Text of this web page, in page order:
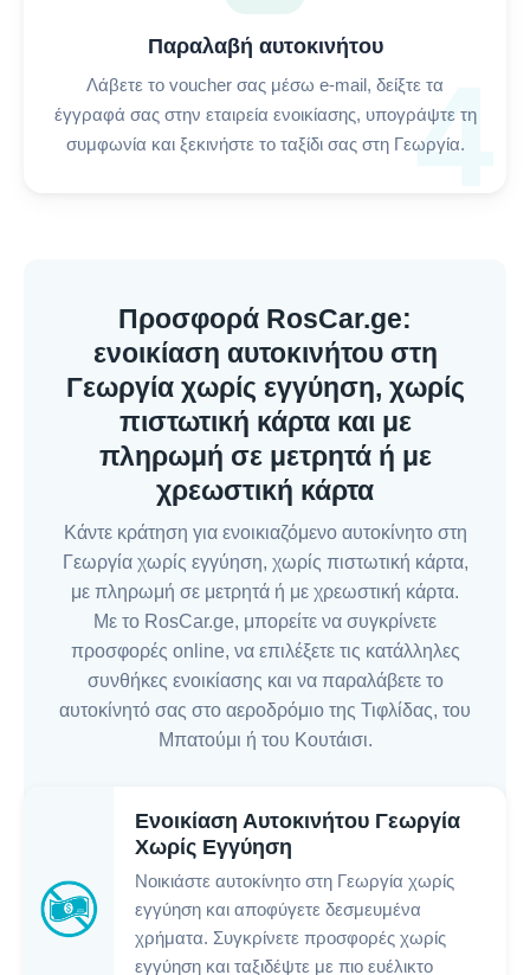
4
Παραλαβή αυτοκινήτου
Λάβετε το voucher σας μέσω e-mail, δείξτε τα
έγγραφά σας στην εταιρεία ενοικίασης, υπογράψτε τη
συμφωνία και ξεκινήστε το ταξίδι σας στη Γεωργία.
Προσφορά RosCar.ge:
ενοικίαση αυτοκινήτου στη
Γεωργία χωρίς εγγύηση, χωρίς
πιστωτική κάρτα και με
πληρωμή σε μετρητά ή με
χρεωστική κάρτα
Κάντε κράτηση για ενοικιαζόμενο αυτοκίνητο στη
Γεωργία χωρίς εγγύηση, χωρίς πιστωτική κάρτα,
με πληρωμή σε μετρητά ή με χρεωστική κάρτα.
Με το RosCar.ge, μπορείτε να συγκρίνετε
προσφορές online, να επιλέξετε τις κατάλληλες
συνθήκες ενοικίασης και να παραλάβετε το
αυτοκίνητό σας στο αεροδρόμιο της Τιφλίδας, του
Μπατούμι ή του Κουτάισι.
Ενοικίαση Αυτοκινήτου Γεωργία
Χωρίς Εγγύηση
Νοικιάστε αυτοκίνητο στη Γεωργία χωρίς
εγγύηση και αποφύγετε δεσμευμένα
χρήματα. Συγκρίνετε προσφορές χωρίς
εγγύηση και ταξιδέψτε με πιο ευέλικτο